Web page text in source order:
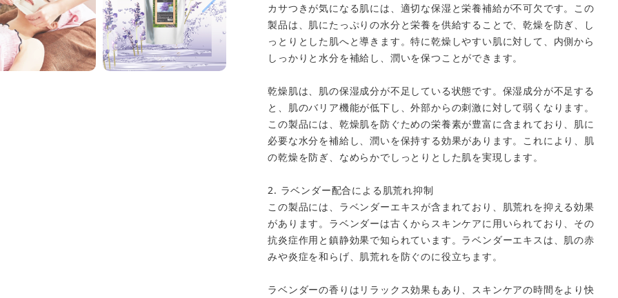
close
カサつきが気になる肌には、適切な保湿と栄養補給が不可欠です。この
製品は、肌にたっぷりの水分と栄養を供給することで、乾燥を防ぎ、し
っとりとした肌へと導きます。特に乾燥しやすい肌に対して、内側から
しっかりと水分を補給し、潤いを保つことができます。
乾燥肌は、肌の保湿成分が不足している状態です。保湿成分が不足する
と、肌のバリア機能が低下し、外部からの刺激に対して弱くなります。
この製品には、乾燥肌を防ぐための栄養素が豊富に含まれており、肌に
必要な水分を補給し、潤いを保持する効果があります。これにより、肌
の乾燥を防ぎ、なめらかでしっとりとした肌を実現します。
2. ラベンダー配合による肌荒れ抑制
この製品には、ラベンダーエキスが含まれており、肌荒れを抑える効果
があります。ラベンダーは古くからスキンケアに用いられており、その
抗炎症作用と鎮静効果で知られています。ラベンダーエキスは、肌の赤
みや炎症を和らげ、肌荒れを防ぐのに役立ちます。
ラベンダーの香りはリラックス効果もあり、スキンケアの時間をより快